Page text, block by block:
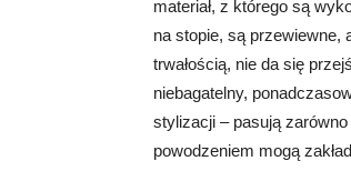
materiał, z którego są
na stopie, są przewiewne,
trwałością, nie da się
niebagatelny,
stylizacji – pasują
powodzeniem mogą